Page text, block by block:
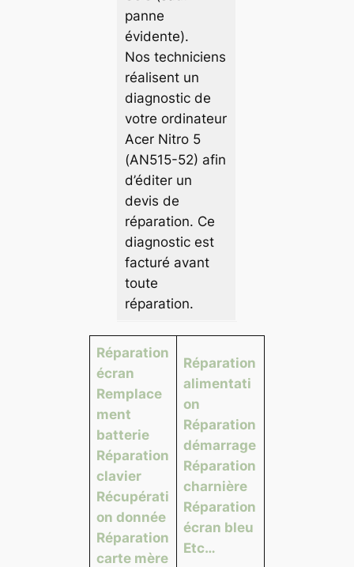
panne
évidente).
Nos techniciens
réalisent un
diagnostic de
votre ordinateur
Acer Nitro 5
(AN515-52) afin
d’éditer un
devis de
réparation. Ce
diagnostic est
facturé avant
toute
réparation.
Réparation
écran
Remplace
ment
batterie
Réparation
clavier
Récupérati
on donnée
Réparation
carte mère
Réparation
alimentati
on
Réparation
démarrage
Réparation
charnière
Réparation
écran bleu
Etc…